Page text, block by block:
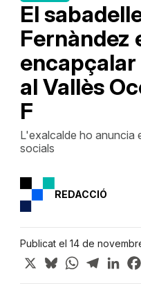
El
Fernàndez
encapçalar
al Vallès
F
L'exalcalde ho anuncia
socials
REDACCIÓ
Publicat el 14 de
X BlueskyWhatsApp
Telegram